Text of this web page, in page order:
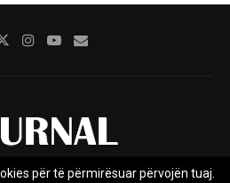
për të përmirësuar përvojën tuaj.